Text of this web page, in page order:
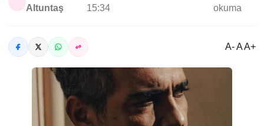
Altuntaş
15:34
okuma
A- A A+